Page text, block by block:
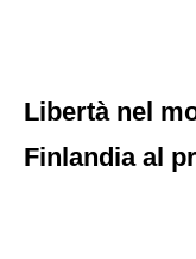
Libertà nel
Finlandia al